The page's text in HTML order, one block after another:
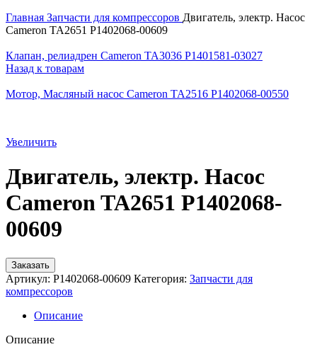
Главная Запчасти для компрессоров Двигатель, электр. Насос
Cameron TA2651 P1402068-00609
Клапан, релиадрен Cameron TA3036 P1401581-03027
Назад к товарам
Мотор, Масляный насос Cameron TA2516 P1402068-00550
Увеличить
Двигатель, электр. Насос
Cameron TA2651 P1402068-
00609
Заказать
Артикул: P1402068-00609 Категория: Запчасти для
компрессоров
Описание
Описание